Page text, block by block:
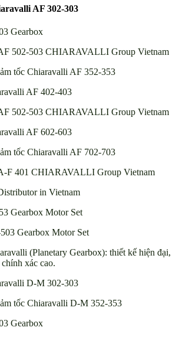
AF 302-303
Gearbox
502-503 CHIARAVALLI Group Vietnam
tốc Chiaravalli AF 352-353
AF 402-403
502-503 CHIARAVALLI Group Vietnam
AF 602-603
tốc Chiaravalli AF 702-703
F 401 CHIARAVALLI Group Vietnam
in Vietnam
Gearbox Motor Set
Gearbox Motor Set
(Planetary Gearbox): thiết kế hiện đại,
xác cao.
D-M 302-303
tốc Chiaravalli D-M 352-353
Gearbox